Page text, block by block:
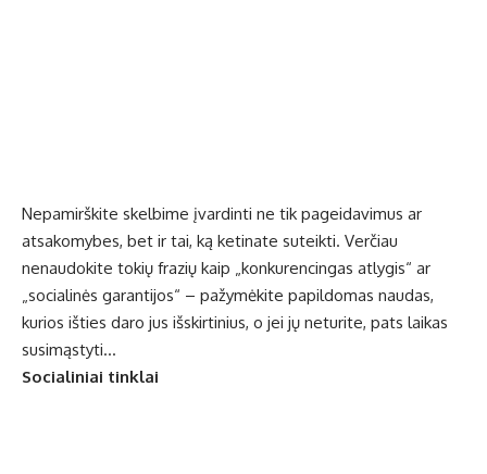
Nepamirškite skelbime įvardinti ne tik pageidavimus ar
atsakomybes, bet ir tai, ką ketinate suteikti. Verčiau
nenaudokite tokių frazių kaip „konkurencingas atlygis“ ar
„socialinės garantijos“ – pažymėkite papildomas naudas,
kurios išties daro jus išskirtinius, o jei jų neturite, pats laikas
susimąstyti…
Socialiniai tinklai